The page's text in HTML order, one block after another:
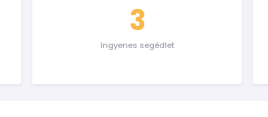
3
Ingyenes segédlet